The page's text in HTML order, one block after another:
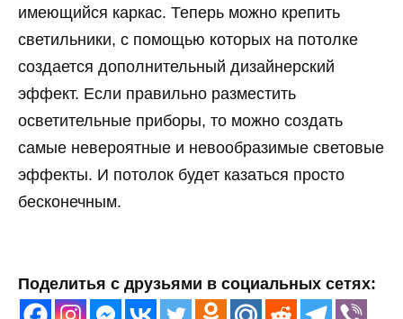
имеющийся каркас. Теперь можно крепить
светильники, с помощью которых на потолке
создается дополнительный дизайнерский
эффект. Если правильно разместить
осветительные приборы, то можно создать
самые невероятные и невообразимые световые
эффекты. И потолок будет казаться просто
бесконечным.
Поделитья с друзьями в социальных сетях: